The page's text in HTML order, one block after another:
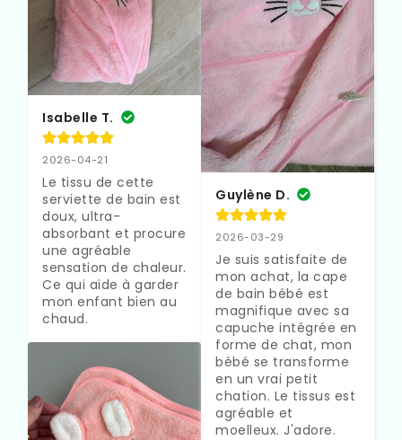
Isabelle T.
2026-04-21
Le tissu de cette
serviette de bain est
doux, ultra-
absorbant et procure
une agréable
sensation de chaleur.
Ce qui aide à garder
mon enfant bien au
chaud.
Guylène D.
2026-03-29
Je suis satisfaite de
mon achat, la cape
de bain bébé est
magnifique avec sa
capuche intégrée en
forme de chat, mon
bébé se transforme
en un vrai petit
chation. Le tissus est
agréable et
moelleux. J'adore.